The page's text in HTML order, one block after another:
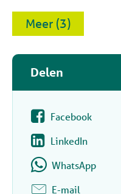
Meer (3)
Delen
Facebook
LinkedIn
WhatsApp
E-mail